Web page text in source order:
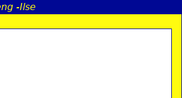
Jump to navigation
-Ilse